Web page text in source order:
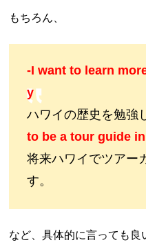
もちろん、
-I want to learn
y
ハワイの歴史を勉強
to be a tour guide
将来ハワイでツアー
す。
など、具体的に言っても良